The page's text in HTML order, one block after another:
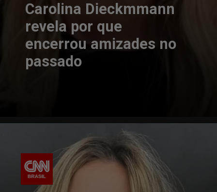
Carolina Dieckmmann
revela por que
encerrou amizades no
passado